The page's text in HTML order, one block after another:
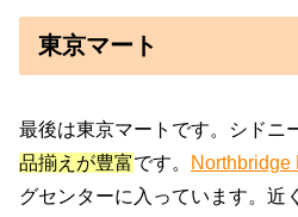
東京マート
最後は東京マートです。シドニ
品揃えが豊富です。 Northbridge
グセンターに入っています。近